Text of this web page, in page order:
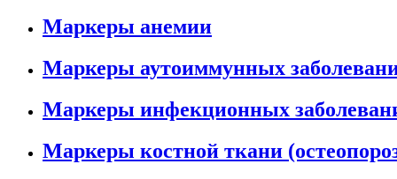
Маркеры анемии
Маркеры аутоиммунных
Маркеры инфекционных
Маркеры костной ткани